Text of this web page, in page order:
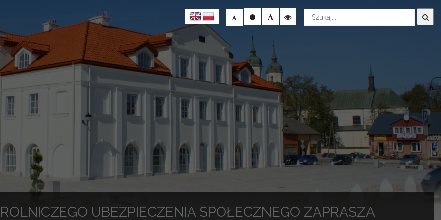
Wyszukaj
UBEZPIECZENIA SPOŁECZNEGO ZAPRASZA